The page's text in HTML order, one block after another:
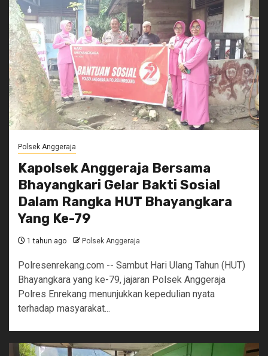
Polsek Anggeraja
Kapolsek Anggeraja Bersama
Bhayangkari Gelar Bakti Sosial
Dalam Rangka HUT Bhayangkara
Yang Ke-79
1 tahun ago Polsek Anggeraja
Polresenrekang.com -- Sambut Hari Ulang Tahun (HUT)
Bhayangkara yang ke-79, jajaran Polsek Anggeraja
Polres Enrekang menunjukkan kepedulian nyata
terhadap masyarakat...